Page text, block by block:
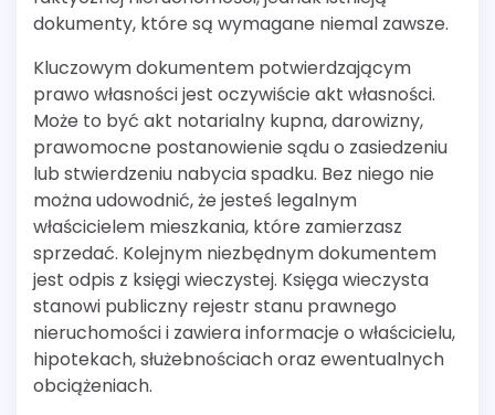
dokumenty, które są wymagane niemal zawsze.
Kluczowym dokumentem potwierdzającym
prawo własności jest oczywiście akt własności.
Może to być akt notarialny kupna, darowizny,
prawomocne postanowienie sądu o zasiedzeniu
lub stwierdzeniu nabycia spadku. Bez niego nie
można udowodnić, że jesteś legalnym
właścicielem mieszkania, które zamierzasz
sprzedać. Kolejnym niezbędnym dokumentem
jest odpis z księgi wieczystej. Księga wieczysta
stanowi publiczny rejestr stanu prawnego
nieruchomości i zawiera informacje o właścicielu,
hipotekach, służebnościach oraz ewentualnych
obciążeniach.